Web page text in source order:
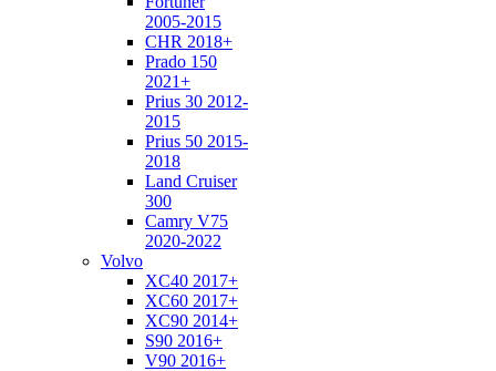
2005-2015
CHR 2018+
Prado 150
2021+
Prius 30 2012-
2015
Prius 50 2015-
2018
Land Cruiser
300
Camry V75
2020-2022
Volvo
XC40 2017+
XC60 2017+
XC90 2014+
S90 2016+
V90 2016+